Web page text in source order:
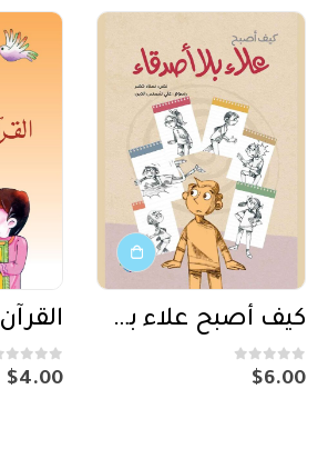
كيف أصبح علاء بلا أصدقاء
0
out of 5
$6.00
0
out of 5
$4.00